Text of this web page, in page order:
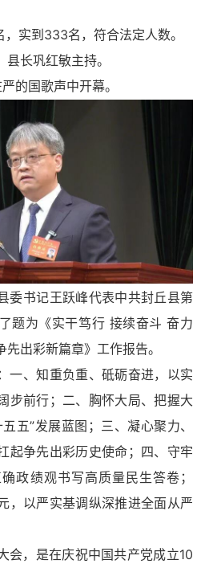
到333名，符合法定人数。
长巩红敏主持。
国歌声中开幕。
书记王跃峰代表中共封丘县第
题为《实干笃行 接续奋斗 奋力
出彩新篇章》工作报告。
、知重负重、砥砺奋进，以实
步前行；二、胸怀大局、把握大
五”发展蓝图；三、凝心聚力、
起争先出彩历史使命；四、守牢
政绩观书写高质量民生答卷；
，以严实基调纵深推进全面从严
，是在庆祝中国共产党成立10